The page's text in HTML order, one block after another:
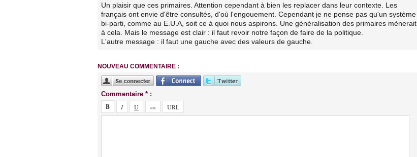
Un plaisir que ces primaires. Attention cependant à bien les replacer dans leur contexte. Les
français ont envie d'être consultés, d'où l'engouement. Cependant je ne pense pas qu'un système
bi-parti, comme au E.U.A, soit ce à quoi nous aspirons. Une généralisation des primaires mènerait
à cela. Mais le message est clair : il faut revoir notre façon de faire de la politique.
L'autre message : il faut une gauche avec des valeurs de gauche.
NOUVEAU COMMENTAIRE :
Commentaire * :